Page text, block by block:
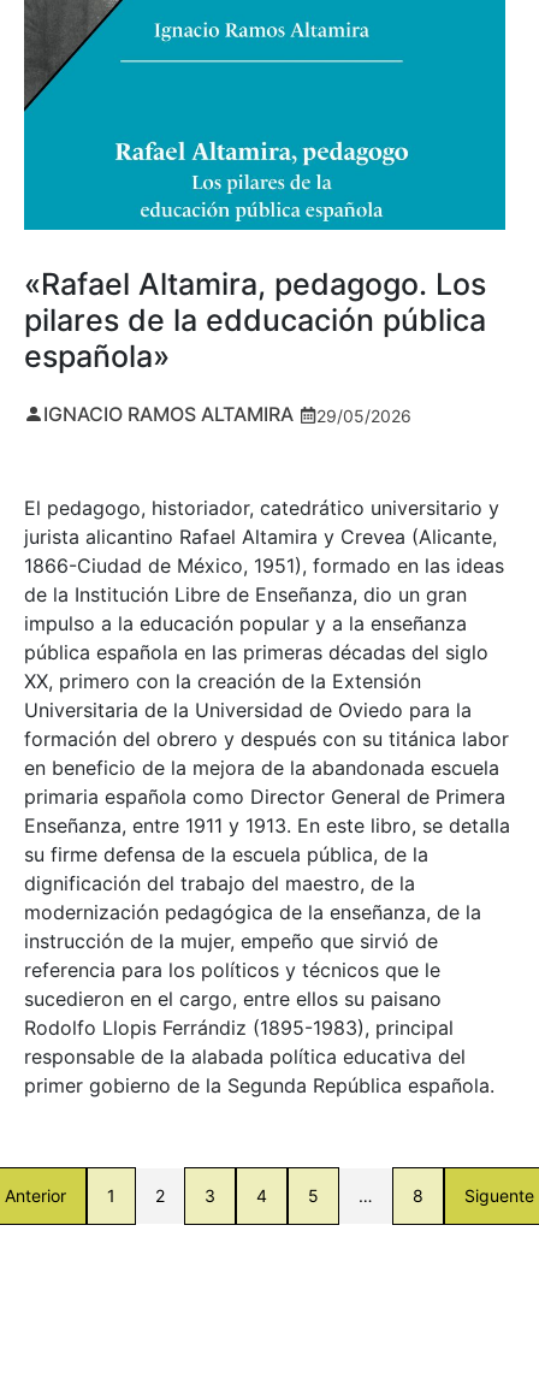
«Rafael Altamira, pedagogo. Los
pilares de la edducación pública
española»
IGNACIO RAMOS ALTAMIRA 29/05/2026
El pedagogo, historiador, catedrático universitario y
jurista alicantino Rafael Altamira y Crevea (Alicante,
1866-Ciudad de México, 1951), formado en las ideas
de la Institución Libre de Enseñanza, dio un gran
impulso a la educación popular y a la enseñanza
pública española en las primeras décadas del siglo
XX, primero con la creación de la Extensión
Universitaria de la Universidad de Oviedo para la
formación del obrero y después con su titánica labor
en beneficio de la mejora de la abandonada escuela
primaria española como Director General de Primera
Enseñanza, entre 1911 y 1913. En este libro, se detalla
su firme defensa de la escuela pública, de la
dignificación del trabajo del maestro, de la
modernización pedagógica de la enseñanza, de la
instrucción de la mujer, empeño que sirvió de
referencia para los políticos y técnicos que le
sucedieron en el cargo, entre ellos su paisano
Rodolfo Llopis Ferrándiz (1895-1983), principal
responsable de la alabada política educativa del
primer gobierno de la Segunda República española.
Anterior 1 2 3 4 5 … 8 Siguente